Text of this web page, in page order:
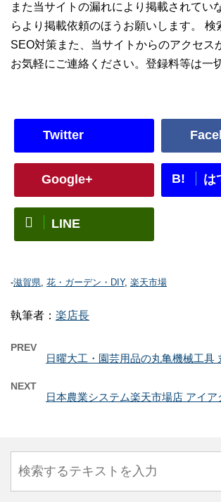
また当サイトの漏れにより掲載されてい
らより掲載依頼のほうお願いします。 検
SEO対策また、当サイトからのアクセス
お気軽にご連絡ください。登録料等は一
Twitter
Google+ B! は
LINE
-滋賀県, 花・ガーデン・DIY, 楽天市場
執筆者： 楽店長
PREV
日曜大工・園芸用品の丸亀機械工具
NEXT
日本農業システム楽天市場店 アイア